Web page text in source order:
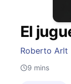
El
Roberto Arlt
9 mins